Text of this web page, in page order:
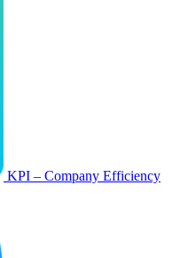
KPI – Company Efficiency